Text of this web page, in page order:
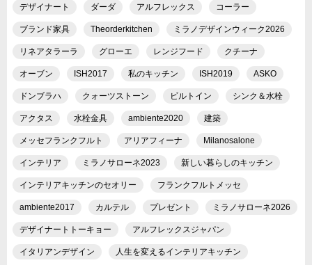
デザイナート ダーダ アルフレックス コーラー
ブランド家具 Theorderkitchen ミラノデザインウィーク2026
リネアタラーラ グローエ レンジフード クチーナ
オーブン ISH2017 私のキッチン ISH2019 ASKO
ドンブラハ クォーツストーン ビルトイン シンク＆水栓
アクタス 水栓金具 ambiente2020 建築
メッセフランクフルト アリアフィーナ Milanosalone
インテリア ミラノサローネ2023 新しい暮らしのキッチン
インテリアキッチンのセオリー フランクフルトメッセ
ambiente2017 カルテル プレゼント ミラノサローネ2026
デザイナートトーキョー アルフレックスジャパン
イタリアンデザイン 人生を変えるインテリアキッチン